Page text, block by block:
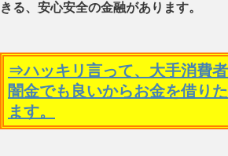
きる、安心安全の金融があります。
⇒ハッキリ言って、大手消費
闇金でも良いからお金を借り
ます。